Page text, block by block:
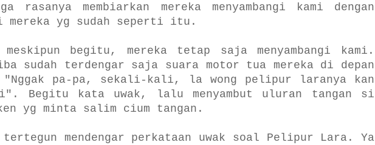
rasanya membiarkan mereka menyambangi kami dengan
mereka yg sudah seperti itu.
meskipun begitu, mereka tetap saja menyambangi kami.
sudah terdengar saja suara motor tua mereka di depan
"Nggak pa-pa, sekali-kali, la wong pelipur laranya kan
Begitu kata uwak, lalu menyambut uluran tangan si
yg minta salim cium tangan.
tertegun mendengar perkataan uwak soal Pelipur Lara. Ya